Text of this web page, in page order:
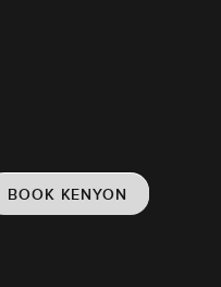
BOOK KENYON